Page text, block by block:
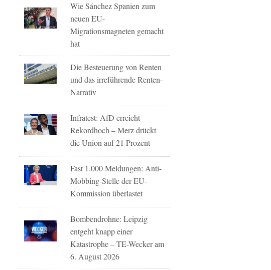
Wie Sánchez Spanien zum
neuen EU-
Migrationsmagneten gemacht
hat
Die Besteuerung von Renten
und das irreführende Renten-
Narrativ
Infratest: AfD erreicht
Rekordhoch – Merz drückt
die Union auf 21 Prozent
Fast 1.000 Meldungen: Anti-
Mobbing-Stelle der EU-
Kommission überlastet
Bombendrohne: Leipzig
entgeht knapp einer
Katastrophe – TE-Wecker am
6. August 2026